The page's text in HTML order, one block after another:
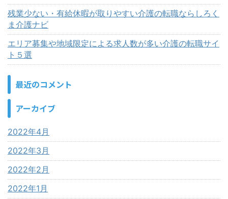
残業少ない・有給休暇が取りやすい介護の転職ならしろく
ま介護ナビ
エリア募集や地域限定による求人数が多い介護の転職サイ
ト５選
最近のコメント
アーカイブ
2022年4月
2022年3月
2022年2月
2022年1月